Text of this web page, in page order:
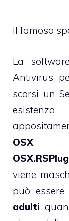
Il famoso
La
Antivirus
scorsi un
OSX.
viene
può essere
adulti